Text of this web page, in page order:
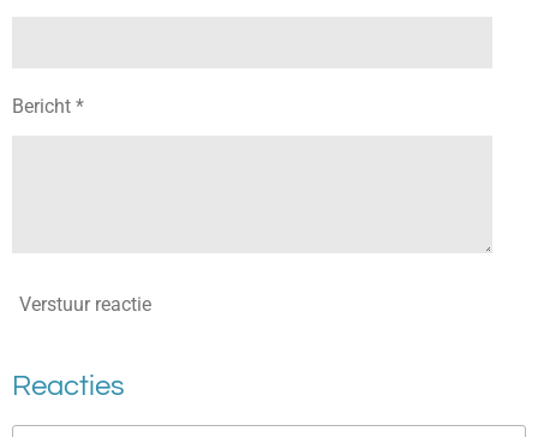
Bericht *
Verstuur reactie
Reacties